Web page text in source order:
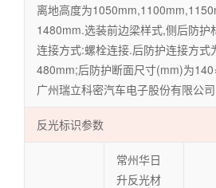
离地高度为
1480mm.选装前边梁样式,侧后防护
连接方式:螺栓连接.后防护连接方式
480mm;后防护断面尺寸(mm)为
广州瑞立科密汽车电子股份有限公
反光标识参数
常州华日
升反光材